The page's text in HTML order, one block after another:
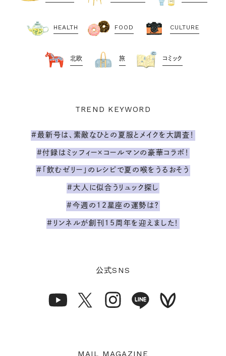
HEALTH FOOD CULTURE
北欧 旅 コミック
TREND KEYWORD
#最新号は、素敵なひとの夏服とメイクを大調査！
#付録はミッフィー×コールマンの豪華コラボ！
#「飲むゼリー」のレシピで夏の喉をうるおそう
#大人に似合うリュック探し
#今週の12星座の運勢は？
#リンネルが創刊15周年を迎えました！
公式SNS
MAIL MAGAZINE